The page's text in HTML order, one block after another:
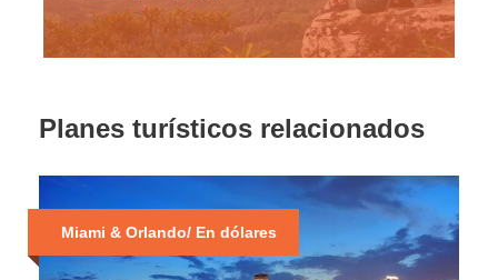
Planes turísticos relacionados
Miami & Orlando/ En dólares